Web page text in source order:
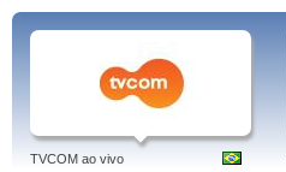
TVCOM ao vivo